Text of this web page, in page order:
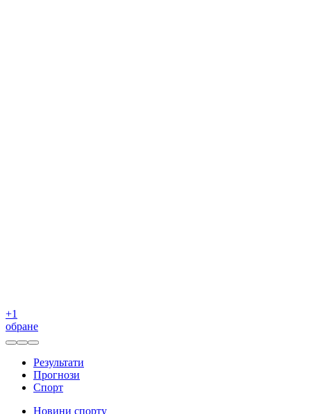
+1
обране
Результати
Прогнози
Спорт
Новини спорту